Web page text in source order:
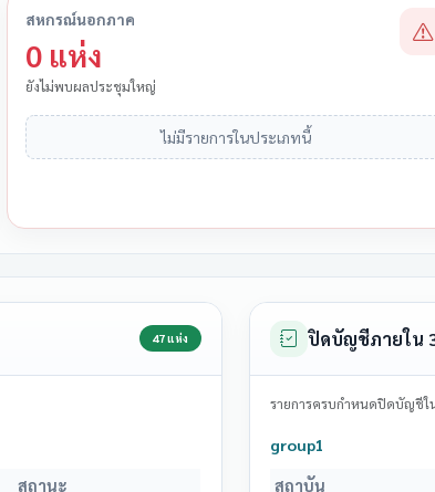
สหกรณ์นอกภาค
0 แห่ง
ยังไม่พบผลประชุมใหญ่
ไม่มีรายการในประเภทนี้
47 แห่ง
สถานะ
ปิดบัญชีภายใน
รายการครบกำหนดปิดบัญชีใ
group1
สถาบัน